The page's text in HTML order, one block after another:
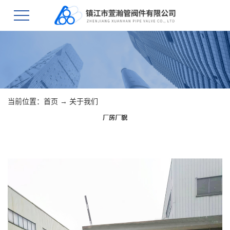
当前位置： 首页 → 关于我们
厂房厂貌